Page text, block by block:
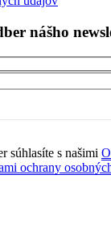
nášho
súhlasíte s našimi
ochrany